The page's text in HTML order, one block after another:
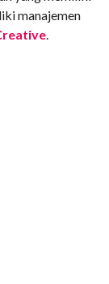
manajemen
.